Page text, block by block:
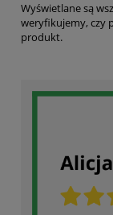
Wyświetlane są
weryfikujemy, czy
produkt.